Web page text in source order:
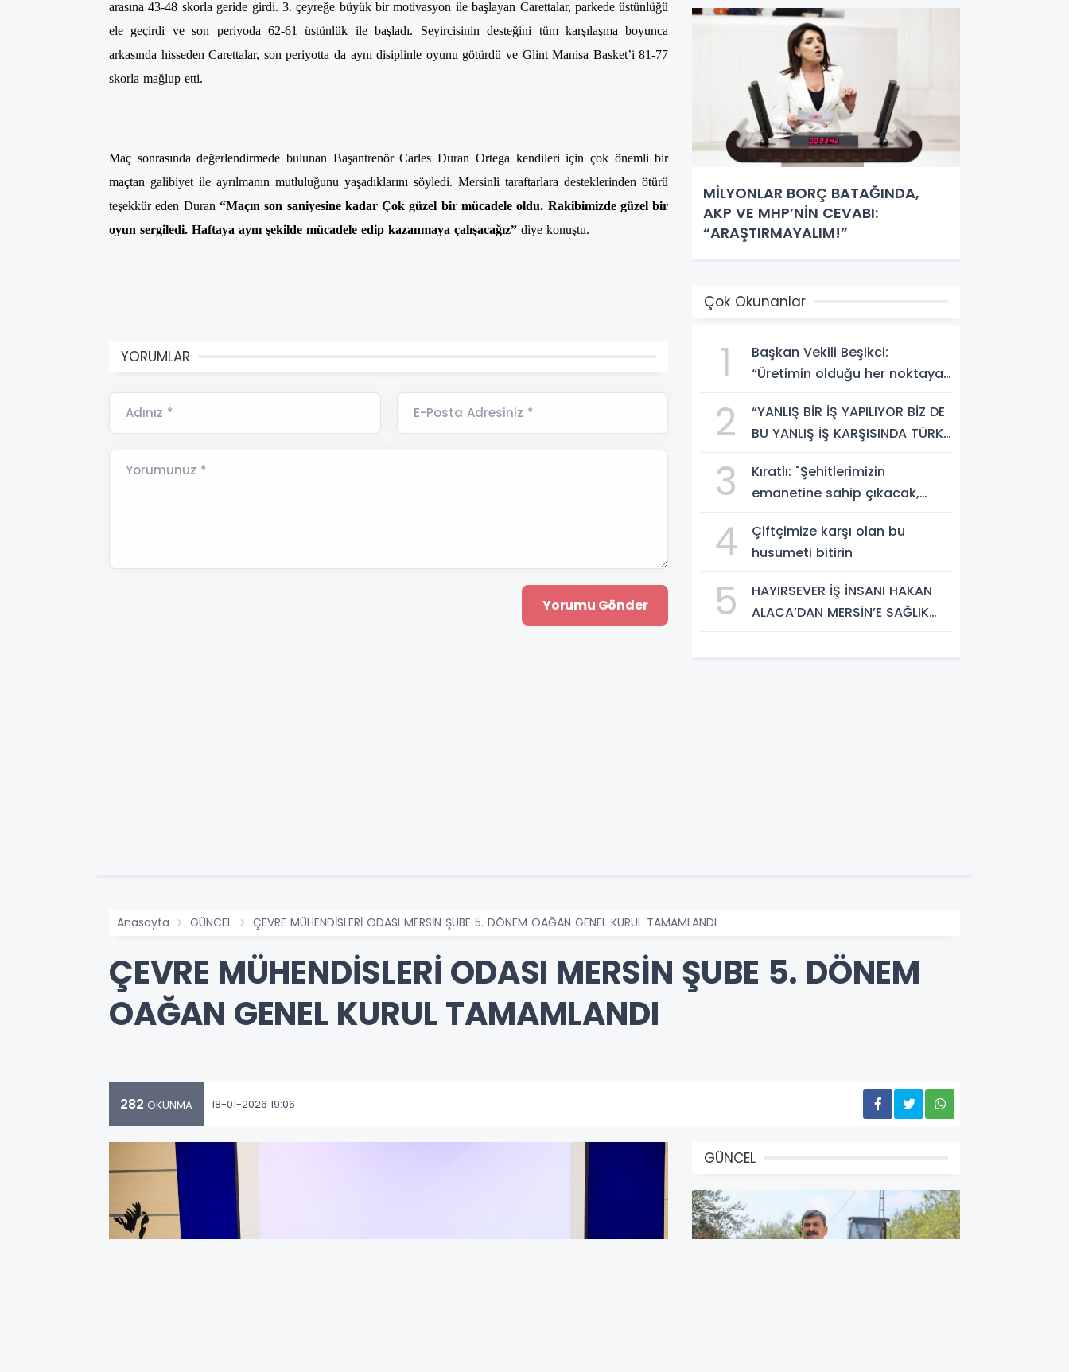
arasına 43-48 skorla geride girdi. 3. çeyreğe büyük bir motivasyon ile başlayan Carettalar, parkede üstünlüğü
ele geçirdi ve son periyoda 62-61 üstünlük ile başladı. Seyircisinin desteğini tüm karşılaşma boyunca
arkasında hisseden Carettalar, son periyotta da aynı disiplinle oyunu götürdü ve Glint Manisa Basket’i 81-77
skorla mağlup etti.
Maç sonrasında değerlendirmede bulunan Başantrenör Carles Duran Ortega kendileri için çok önemli bir
maçtan galibiyet ile ayrılmanın mutluluğunu yaşadıklarını söyledi. Mersinli taraftarlara desteklerinden ötürü
teşekkür eden Duran “Maçın son saniyesine kadar Çok güzel bir mücadele oldu. Rakibimizde güzel bir
oyun sergiledi. Haftaya aynı şekilde mücadele edip kazanmaya çalışacağız” diye konuştu.
YORUMLAR
Adınız * E-Posta Adresiniz *
Yorumunuz *
MİLYONLAR BORÇ BATAĞINDA,
AKP VE MHP’NİN CEVABI:
“ARAŞTIRMAYALIM!”
Çok Okunanlar
1
Başkan Vekili Beşikci:
“Üretimin olduğu her noktaya
2
“YANLIŞ BİR İŞ YAPILIYOR BİZ DE
BU YANLIŞ İŞ KARŞISINDA TÜRK
EDECEĞİZ”
3
Kıratlı: "Şehitlerimizin
emanetine sahip çıkacak,
4
Çiftçimize karşı olan bu
husumeti bitirin
5
HAYIRSEVER İŞ İNSANI HAKAN
ALACA’DAN MERSİN’E SAĞLIK
Anasayfa GÜNCEL ÇEVRE MÜHENDİSLERİ ODASI MERSİN ŞUBE 5. DÖNEM OAĞAN GENEL KURUL TAMAMLANDI
ÇEVRE MÜHENDİSLERİ ODASI MERSİN ŞUBE 5. DÖNEM
OAĞAN GENEL KURUL TAMAMLANDI
282 OKUNMA 18-01-2026 19:06
GÜNCEL